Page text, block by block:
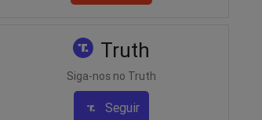
Truth
Siga-nos no Truth
Seguir